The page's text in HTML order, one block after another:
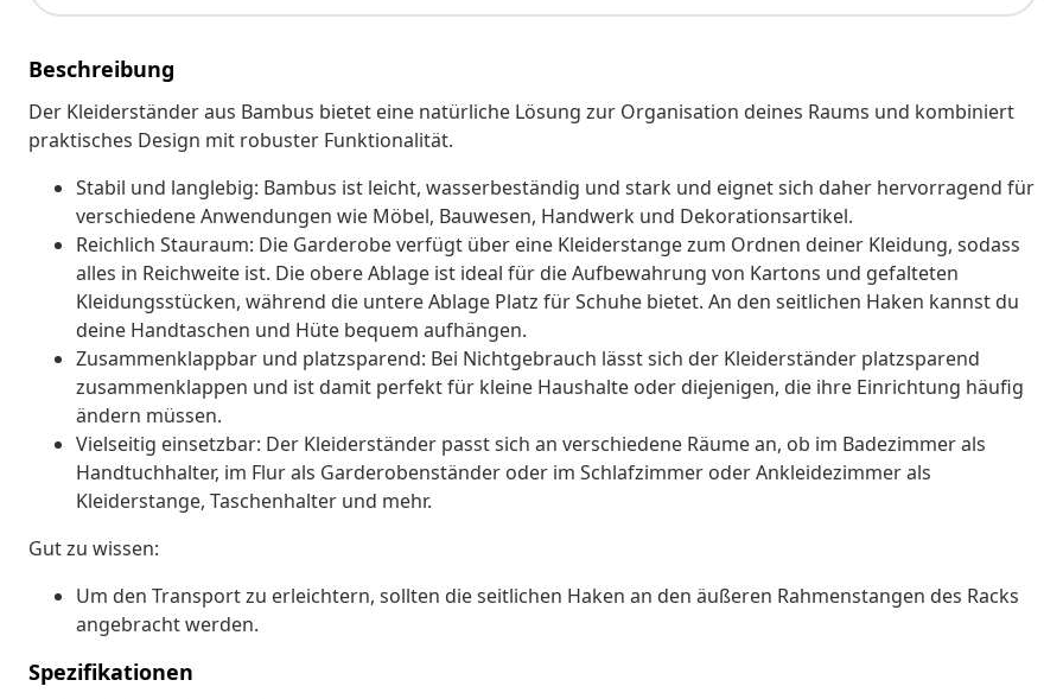
Beschreibung
Der Kleiderständer aus Bambus bietet eine natürliche Lösung zur Organisation deines Raums und kombiniert
praktisches Design mit robuster Funktionalität.
Stabil und langlebig: Bambus ist leicht, wasserbeständig und stark und eignet sich daher hervorragend für
verschiedene Anwendungen wie Möbel, Bauwesen, Handwerk und Dekorationsartikel.
Reichlich Stauraum: Die Garderobe verfügt über eine Kleiderstange zum Ordnen deiner Kleidung, sodass
alles in Reichweite ist. Die obere Ablage ist ideal für die Aufbewahrung von Kartons und gefalteten
Kleidungsstücken, während die untere Ablage Platz für Schuhe bietet. An den seitlichen Haken kannst du
deine Handtaschen und Hüte bequem aufhängen.
Zusammenklappbar und platzsparend: Bei Nichtgebrauch lässt sich der Kleiderständer platzsparend
zusammenklappen und ist damit perfekt für kleine Haushalte oder diejenigen, die ihre Einrichtung häufig
ändern müssen.
Vielseitig einsetzbar: Der Kleiderständer passt sich an verschiedene Räume an, ob im Badezimmer als
Handtuchhalter, im Flur als Garderobenständer oder im Schlafzimmer oder Ankleidezimmer als
Kleiderstange, Taschenhalter und mehr.
Gut zu wissen:
Um den Transport zu erleichtern, sollten die seitlichen Haken an den äußeren Rahmenstangen des Racks
angebracht werden.
Spezifikationen